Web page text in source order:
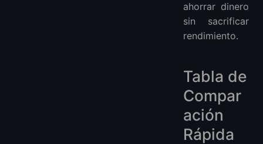
ahorrar dinero
sin sacrificar
rendimiento.
Tabla de
Compar
ación
Rápida